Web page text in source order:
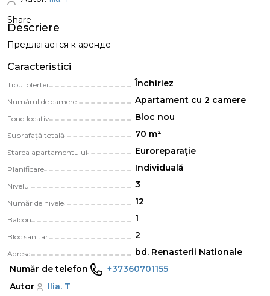
Descriere
Предлагается к аренде
Caracteristici
Tipul ofertei Închiriez
Numărul de camere Apartament cu 2 camere
Fond locativ Bloc nou
Suprafață totală 70 m²
Starea apartamentului Euroreparație
Planificare Individuală
Nivelul 3
Număr de nivele 12
Balcon 1
Bloc sanitar 2
Adresa
bd. Renasterii Nationale
Număr de telefon
+37360701155
Autor
Ilia. T
Share